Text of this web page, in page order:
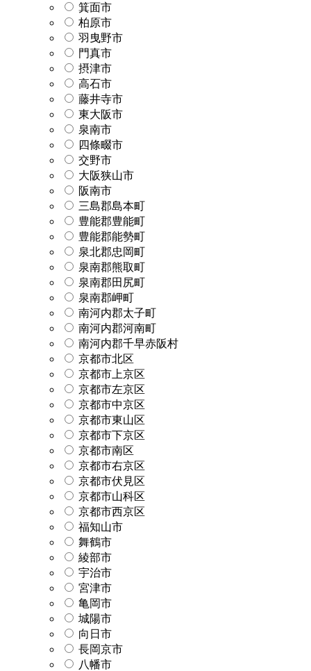
箕面市
柏原市
羽曳野市
門真市
摂津市
高石市
藤井寺市
東大阪市
泉南市
四條畷市
交野市
大阪狭山市
阪南市
三島郡島本町
豊能郡豊能町
豊能郡能勢町
泉北郡忠岡町
泉南郡熊取町
泉南郡田尻町
泉南郡岬町
南河内郡太子町
南河内郡河南町
南河内郡千早赤阪村
京都市北区
京都市上京区
京都市左京区
京都市中京区
京都市東山区
京都市下京区
京都市南区
京都市右京区
京都市伏見区
京都市山科区
京都市西京区
福知山市
舞鶴市
綾部市
宇治市
宮津市
亀岡市
城陽市
向日市
長岡京市
八幡市